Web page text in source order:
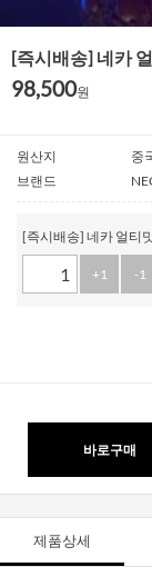
[즉시배송] 네카
98,500원
원산지
중
브랜드
[즉시배송] 네카 얼티
+1 -1
바로구매
제품상세